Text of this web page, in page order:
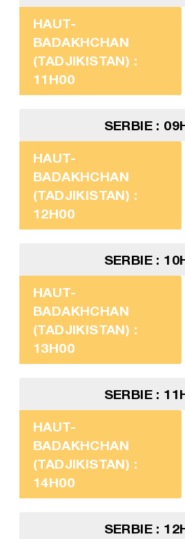
HAUT-
BADAKHCHAN
(TADJIKISTAN) :
11H00
SERBIE :
HAUT-
BADAKHCHAN
(TADJIKISTAN) :
12H00
SERBIE :
HAUT-
BADAKHCHAN
(TADJIKISTAN) :
13H00
SERBIE :
HAUT-
BADAKHCHAN
(TADJIKISTAN) :
14H00
SERBIE :